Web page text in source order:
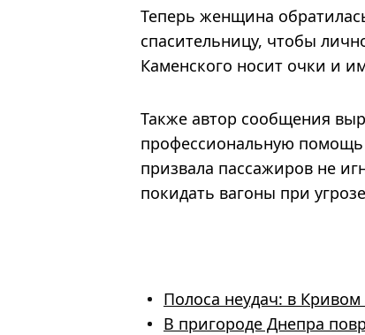
Теперь женщина
спасительницу, чтобы
Каменского носит очки и
Также автор сообщения
профессиональную
призвала пассажиров не
покидать вагоны при
Полоса неудач: в
В пригороде Днепра